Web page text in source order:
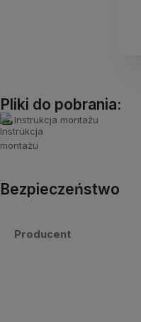
Pliki do pobrania:
Instrukcja montażu
Bezpieczeństwo
Producent